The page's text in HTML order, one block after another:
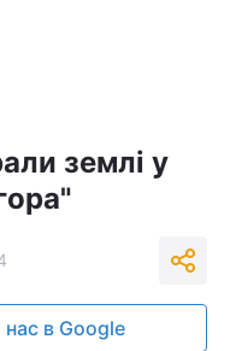
землі у
нас в Google